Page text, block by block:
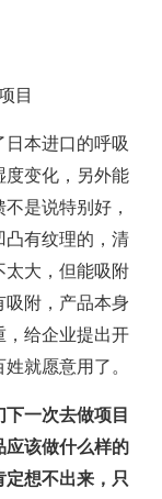
目
本进口的呼吸
度变化，另外能
是说特别好，
凸有纹理的，清
太大，但能吸附
吸附，产品本身
，给企业提出开
就愿意用了。
一次去做项目
应该做什么样的
想不出来，只